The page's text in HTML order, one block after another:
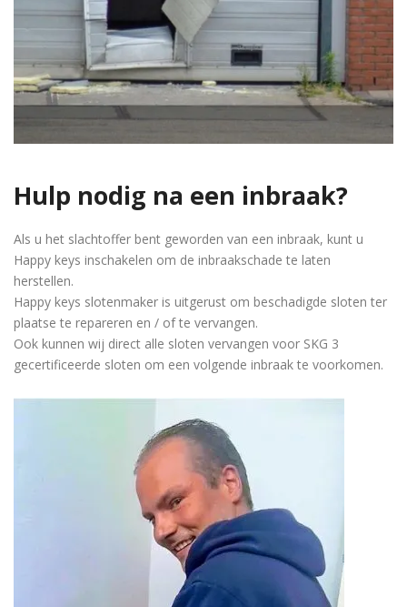
Hulp nodig na een inbraak?
Als u het slachtoffer bent geworden van een inbraak, kunt u
Happy keys inschakelen om de inbraakschade te laten
herstellen.
Happy keys slotenmaker is uitgerust om beschadigde sloten ter
plaatse te repareren en / of te vervangen.
Ook kunnen wij direct alle sloten vervangen voor SKG 3
gecertificeerde sloten om een volgende inbraak te voorkomen.